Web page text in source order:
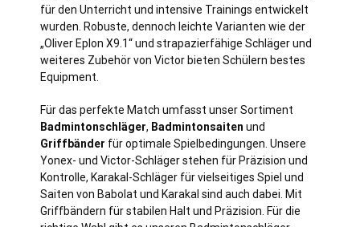
für den Unterricht und intensive Trainings entwickelt
wurden. Robuste, dennoch leichte Varianten wie der
„Oliver Eplon X9.1“ und strapazierfähige Schläger und
weiteres Zubehör von Victor bieten Schülern bestes
Equipment.
Für das perfekte Match umfasst unser Sortiment
Badmintonschläger, Badmintonsaiten und
Griffbänder für optimale Spielbedingungen. Unsere
Yonex- und Victor-Schläger stehen für Präzision und
Kontrolle, Karakal-Schläger für vielseitiges Spiel und
Saiten von Babolat und Karakal sind auch dabei. Mit
Griffbändern für stabilen Halt und Präzision. Für die